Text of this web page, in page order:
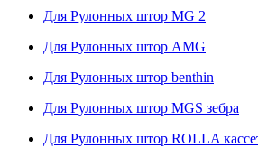
Для Рулонных штор MG 2
Для Рулонных штор AMG
Для Рулонных штор benthin
Для Рулонных штор MGS зебра
Для Рулонных штор ROLLA